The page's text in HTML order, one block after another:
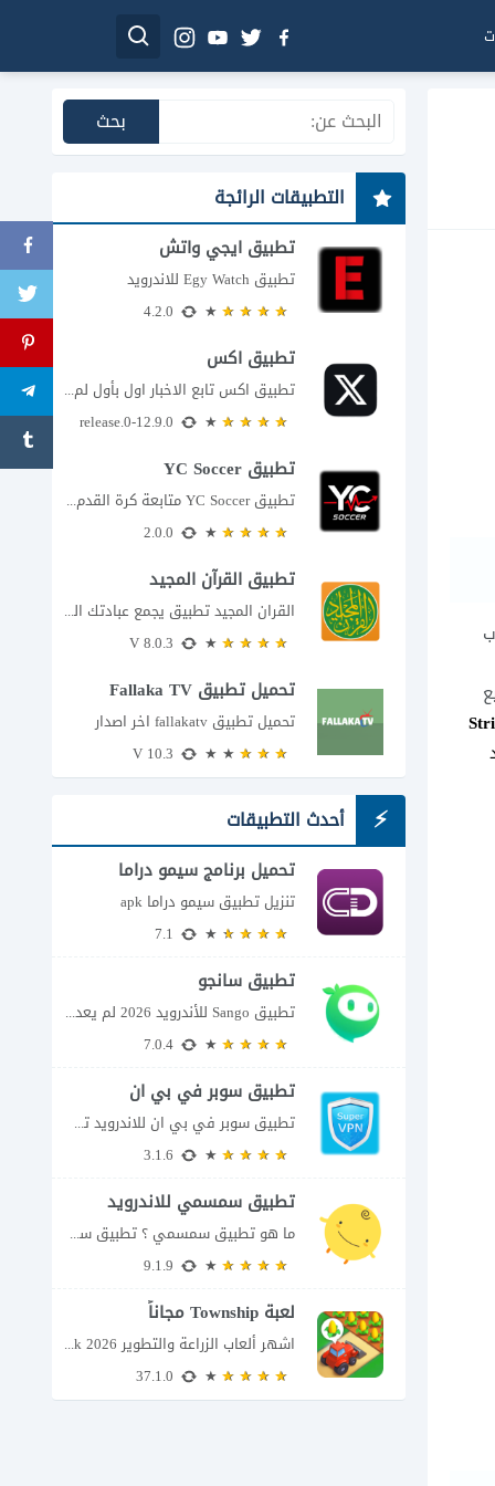
التطبيقات الرائجة
تطبيق ايجي واتش
تطبيق Egy Watch للاندرويد
تطبيق اكس
تطبيق اكس تابع الاخبار اول بأول لم يعد تطبيق X، المعروف سابقا باسم تويتر،...
تطبيق YC Soccer
تطبيق YC Soccer متابعة كرة القدم لحظة بلحظة مع اقتراب مباراة مصر والأرجنتين في...
تطبيق القرآن المجيد
القران المجيد تطبيق يجمع عبادتك اليومية في مكان واحد إذا كنت تبحث عن تطبيق...
تحميل تطبيق Fallaka TV
تحميل تطبيق fallakatv اخر اصدار
أحدث التطبيقات
تحميل برنامج سيمو دراما
للاندرويد
تنزيل تطبيق سيمو دراما apk
تطبيق سانجو
تطبيق Sango للأندرويد 2026 لم يعد تطبيق سانجو Sango مجرد مساحة لإرسال الرسائل أو...
تطبيق سوبر في بي ان
تطبيق سوبر في بي ان للاندرويد تطبيق سوبر في بي ان من تطبيقات الشبكات...
تطبيق سمسمي للاندرويد
ما هو تطبيق سمسمي ؟ تطبيق سمسمي للاندرويد SimSimi هو برنامج دردشة افتراضية يسمح...
لعبة Township مجاناً
اشهر ألعاب الزراعة والتطوير Township apk 2026 إذا كنت تحب ألعاب الزراعة وبناء المدن،...